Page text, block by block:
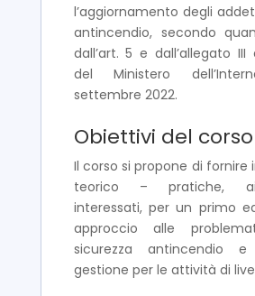
l’aggiornamento degli
antincendio, secondo
dall’art. 5 e dall’allegato
del Ministero
settembre 2022.
Obiettivi del corso
Il corso si propone di fornire
teorico – pratiche,
interessati, per un primo
approccio alle
sicurezza antincendio
gestione per le attività di